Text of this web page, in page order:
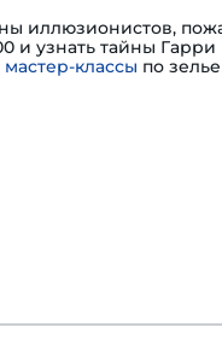
иллюзионистов,
и узнать тайны Гарри
мастер-классы по